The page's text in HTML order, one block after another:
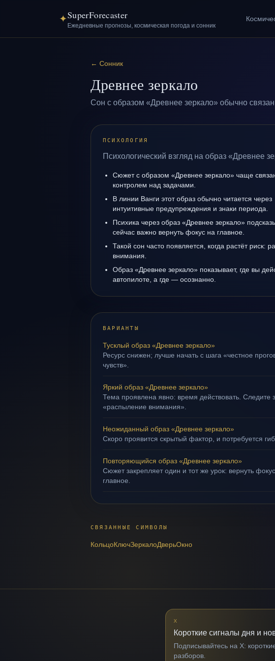
✦SuperForecaster
Ежедневные прогнозы, космическая погода и сонник
← Сонник
Древнее зеркало
Сон с образом «Древнее зеркало» обычно
ПСИХОЛОГИЯ
Психологический взгляд на образ «Древнее
Сюжет с образом «Древнее зеркало» чаще
контролем над задачами.
В линии Ванги этот образ обычно читается через
интуитивные предупреждения и знаки периода.
Психика через образ «Древнее зеркало»
сейчас важно вернуть фокус на главное.
Такой сон часто появляется, когда растёт риск:
внимания.
Образ «Древнее зеркало» показывает, где вы
автопилоте, а где — осознанно.
ВАРИАНТЫ
Тусклый образ «Древнее зеркало»
Ресурс снижен; лучше начать с шага «честное
чувств».
Яркий образ «Древнее зеркало»
Тема проявлена явно: время действовать. Следите
«распыление внимания».
Неожиданный образ «Древнее зеркало»
Скоро проявится скрытый фактор, и потребуется
Повторяющийся образ «Древнее зеркало»
Сюжет закрепляет один и тот же урок: вернуть
главное.
СВЯЗАННЫЕ СИМВОЛЫ
КольцоКлючЗеркалоДверьОкно
X
Короткие сигналы дня и
Подписывайтесь на X:
разборов.